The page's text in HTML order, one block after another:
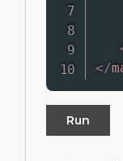
</
Run